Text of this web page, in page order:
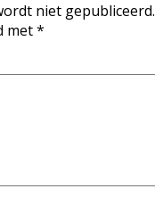
niet gepubliceerd.
met*